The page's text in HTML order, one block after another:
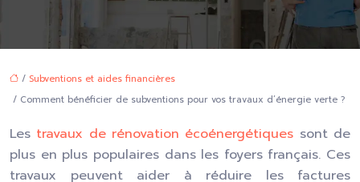
/ Subventions et aides financières
/ Comment bénéficier de subventions pour vos travaux d’énergie verte ?
Les travaux de rénovation écoénergétiques sont de
plus en plus populaires dans les foyers français. Ces
travaux peuvent aider à réduire les factures